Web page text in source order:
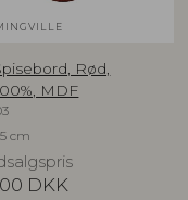
Rød,
MDF
cm
DKK